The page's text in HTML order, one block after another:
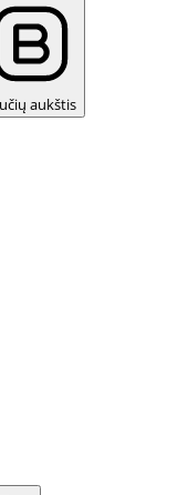
aukštis